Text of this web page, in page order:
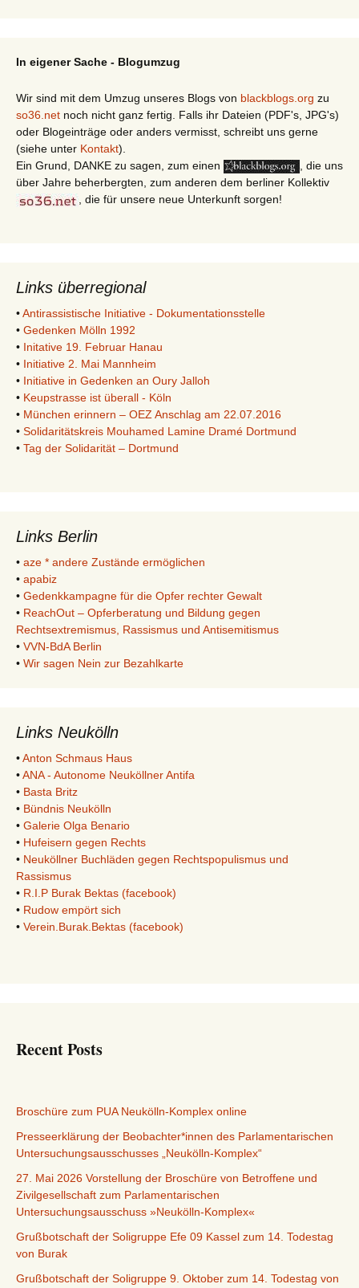
In eigener Sache - Blogumzug
Wir sind mit dem Umzug unseres Blogs von blackblogs.org zu
so36.net noch nicht ganz fertig. Falls ihr Dateien (PDF's, JPG's)
oder Blogeinträge oder anders vermisst, schreibt uns gerne
(siehe unter Kontakt).
Ein Grund, DANKE zu sagen, zum einen
, die uns
über Jahre beherbergten, zum anderen dem berliner Kollektiv
, die für unsere neue Unterkunft sorgen!
Links überregional
•Antirassistische Initiative - Dokumentationsstelle
• Gedenken Mölln 1992
• Initative 19. Februar Hanau
• Initiative 2. Mai Mannheim
• Initiative in Gedenken an Oury Jalloh
• Keupstrasse ist überall - Köln
• München erinnern – OEZ Anschlag am 22.07.2016
• Solidaritätskreis Mouhamed Lamine Dramé Dortmund
• Tag der Solidarität – Dortmund
Links Berlin
• aze * andere Zustände ermöglichen
• apabiz
• Gedenkkampagne für die Opfer rechter Gewalt
• ReachOut – Opferberatung und Bildung gegen
Rechtsextremismus, Rassismus und Antisemitismus
• VVN-BdA Berlin
• Wir sagen Nein zur Bezahlkarte
Links Neukölln
•Anton Schmaus Haus
•ANA - Autonome Neuköllner Antifa
• Basta Britz
• Bündnis Neukölln
• Galerie Olga Benario
• Hufeisern gegen Rechts
• Neuköllner Buchläden gegen Rechtspopulismus und
Rassismus
• R.I.P Burak Bektas (facebook)
• Rudow empört sich
• Verein.Burak.Bektas (facebook)
Recent Posts
Broschüre zum PUA Neukölln-Komplex online
Presseerklärung der Beobachter*innen des Parlamentarischen
Untersuchungsausschusses „Neukölln-Komplex“
27. Mai 2026 Vorstellung der Broschüre von Betroffene und
Zivilgesellschaft zum Parlamentarischen
Untersuchungsausschuss »Neukölln-Komplex«
Grußbotschaft der Soligruppe Efe 09 Kassel zum 14. Todestag
von Burak
Grußbotschaft der Soligruppe 9. Oktober zum 14. Todestag von